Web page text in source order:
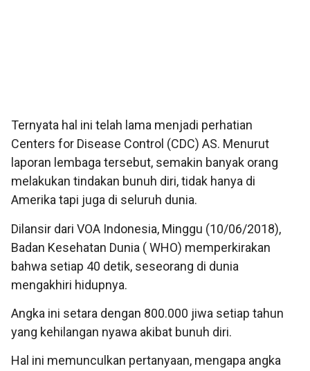
Ternyata hal ini telah lama menjadi perhatian
Centers for Disease Control (CDC) AS. Menurut
laporan lembaga tersebut, semakin banyak orang
melakukan tindakan bunuh diri, tidak hanya di
Amerika tapi juga di seluruh dunia.
Dilansir dari VOA Indonesia, Minggu (10/06/2018),
Badan Kesehatan Dunia ( WHO) memperkirakan
bahwa setiap 40 detik, seseorang di dunia
mengakhiri hidupnya.
Angka ini setara dengan 800.000 jiwa setiap tahun
yang kehilangan nyawa akibat bunuh diri.
Hal ini memunculkan pertanyaan, mengapa angka